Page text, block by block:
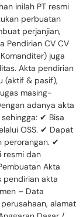
inilah PT resmi
perbuatan
perjanjian,
Pendirian CV CV
juga
Akta pendirian
(aktif & pasif),
masing-
adanya akta
✔ Bisa
OSS. ✔ Dapat
perorangan. ✔
resmi dan
Akta
pendirian akta
– Data
alamat